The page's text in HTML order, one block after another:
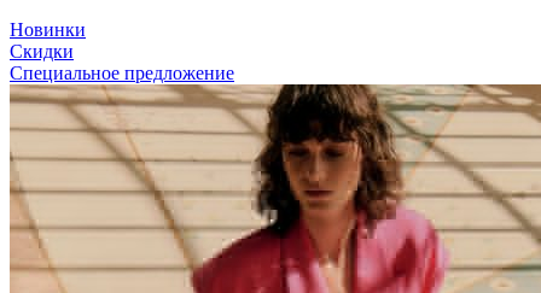
Новинки
Скидки
Специальное предложение